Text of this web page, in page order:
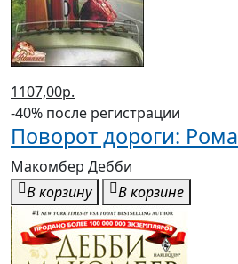
1107,00р.
-40% после регистрации
Поворот дороги: Роман
Макомбер Дебби
В корзину
В корзине